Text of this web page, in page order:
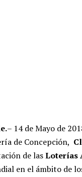
– 14 de Mayo de
de Concepción,
de lasLoterías
en el ámbito de